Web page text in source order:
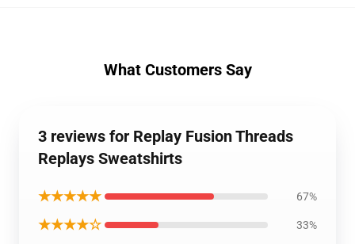
What Customers Say
3 reviews for Replay Fusion Threads
Replays Sweatshirts
★★★★★ 67%
★★★★☆ 33%